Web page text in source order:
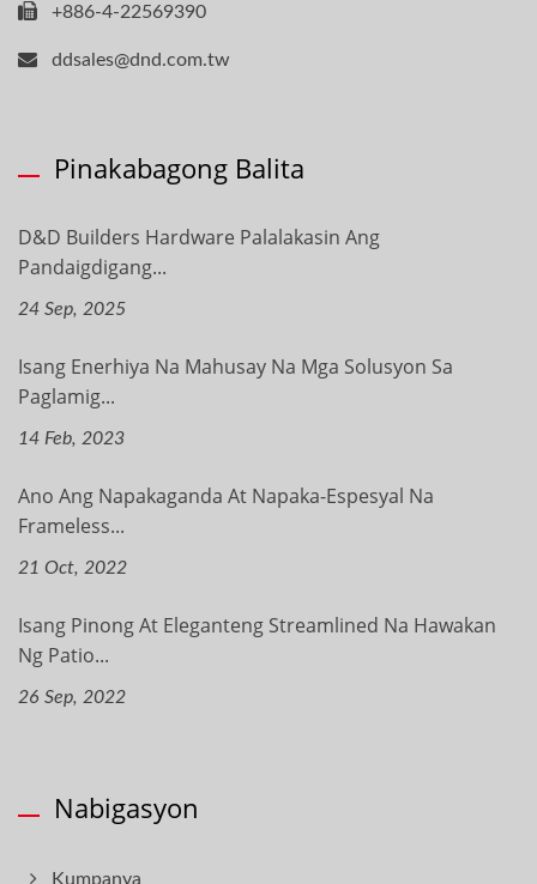
+886-4-22569390
ddsales@dnd.com.tw
Pinakabagong Balita
D&D Builders Hardware Palalakasin Ang
Pandaigdigang...
24 Sep, 2025
Isang Enerhiya Na Mahusay Na Mga Solusyon Sa
Paglamig...
14 Feb, 2023
Ano Ang Napakaganda At Napaka-Espesyal Na
Frameless...
21 Oct, 2022
Isang Pinong At Eleganteng Streamlined Na Hawakan
Ng Patio...
26 Sep, 2022
Nabigasyon
Kumpanya